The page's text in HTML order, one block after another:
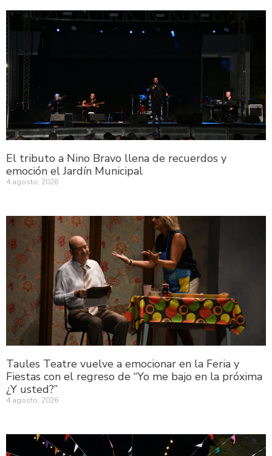
El tributo a Nino Bravo llena de recuerdos y
emoción el Jardín Municipal
4 agosto, 2026
Taules Teatre vuelve a emocionar en la Feria y
Fiestas con el regreso de “Yo me bajo en la próxima
¿Y usted?”
4 agosto, 2026